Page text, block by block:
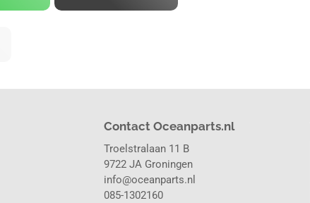
Contact Oceanparts.nl
Troelstralaan 11 B
9722 JA Groningen
info@oceanparts.nl
085-1302160